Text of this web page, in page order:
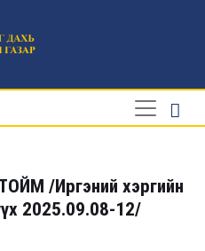
/Иргэний хэргийн
2025.09.08-12/